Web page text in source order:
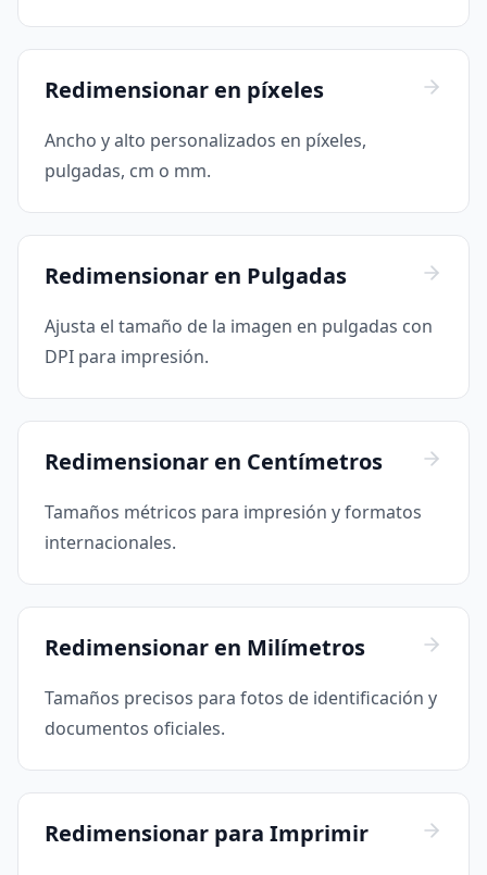
Redimensionar en píxeles
Ancho y alto personalizados en píxeles,
pulgadas, cm o mm.
Redimensionar en Pulgadas
Ajusta el tamaño de la imagen en pulgadas con
DPI para impresión.
Redimensionar en Centímetros
Tamaños métricos para impresión y formatos
internacionales.
Redimensionar en Milímetros
Tamaños precisos para fotos de identificación y
documentos oficiales.
Redimensionar para Imprimir